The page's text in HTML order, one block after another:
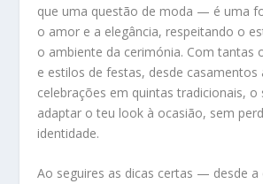
que uma questão de moda — é uma
o amor e a elegância, respeitando o
o ambiente da cerimónia. Com tantas
e estilos de festas, desde casamentos
celebrações em quintas tradicionais, o
adaptar o teu look à ocasião, sem
identidade.
Ao seguires as dicas certas — desde a